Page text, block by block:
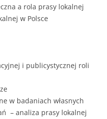
a rola prasy lokalnej
w Polsce
i publicystycznej roli
w badaniach własnych
– analiza prasy lokalnej